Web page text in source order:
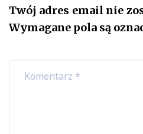
Twój adres email nie
Wymagane pola są